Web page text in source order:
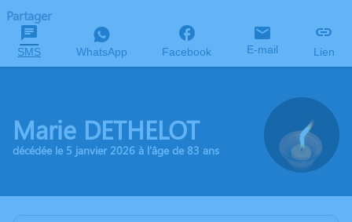
Partager
SMS WhatsApp Facebook E-mail Lien
Marie DETHELOT
décédée le 5 janvier 2026 à l'âge de 83 ans